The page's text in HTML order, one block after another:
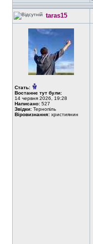
taras15
Стать:
Востаннє тут були:
14 червня 2026, 19:28
Написано: 527
Звідки: Тернопіль
Віровизнання: християнин